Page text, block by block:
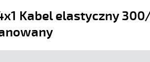
Kabel elastyczny